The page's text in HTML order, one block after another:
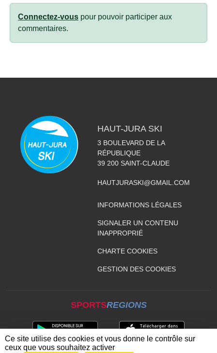
Connectez-vous pour pouvoir participer aux
commentaires.
HAUT-JURA SKI
3 BOULEVARD DE LA
RÉPUBLIQUE
39 200 SAINT-CLAUDE
HAUTJURASKI@GMAIL.COM
INFORMATIONS LÉGALES
SIGNALER UN CONTENU
INAPPROPRIÉ
CHARTE COOKIES
GESTION DES COOKIES
SPORTSREGIONS
Ce site utilise des cookies et vous donne le contrôle sur
ceux que vous souhaitez activer